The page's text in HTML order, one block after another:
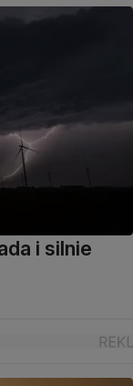
i silnie